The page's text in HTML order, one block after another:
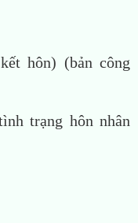
hôn) (bản công
trạng hôn nhân